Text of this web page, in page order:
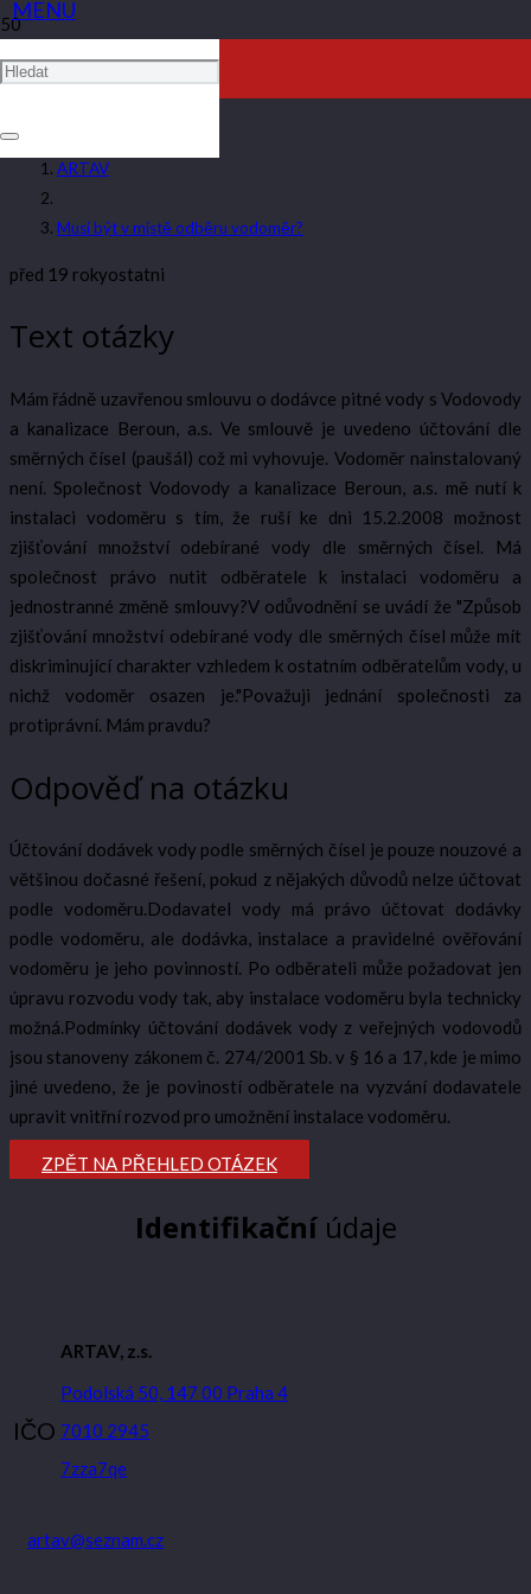
MUSÍ BÝT V MÍSTĚ ODBĚRU
ARTAV
Musí být v místě odběru vodoměr?
před 19 rokyostatni
Text otázky
Mám řádně uzavřenou smlouvu o dodávce pitné vody s Vodovody
a kanalizace Beroun, a.s. Ve smlouvě je uvedeno účtování dle
směrných čísel (paušál) což mi vyhovuje. Vodoměr nainstalovaný
není. Společnost Vodovody a kanalizace Beroun, a.s. mě nutí k
instalaci vodoměru s tím, že ruší ke dni 15.2.2008 možnost
zjišťování množství odebírané vody dle směrných čísel. Má
společnost právo nutit odběratele k instalaci vodoměru a
jednostranné změně smlouvy?V odůvodnění se uvádí že "Způsob
zjišťování množství odebírané vody dle směrných čísel může mít
diskriminující charakter vzhledem k ostatním odběratelům vody, u
nichž vodoměr osazen je."Považuji jednání společnosti za
protiprávní. Mám pravdu?
Odpověď na otázku
Účtování dodávek vody podle směrných čísel je pouze nouzové a
většinou dočasné řešení, pokud z nějakých důvodů nelze účtovat
podle vodoměru.Dodavatel vody má právo účtovat dodávky
podle vodoměru, ale dodávka, instalace a pravidelné ověřování
vodoměru je jeho povinností. Po odběrateli může požadovat jen
úpravu rozvodu vody tak, aby instalace vodoměru byla technicky
možná.Podmínky účtování dodávek vody z veřejných vodovodů
jsou stanoveny zákonem č. 274/2001 Sb. v § 16 a 17, kde je mimo
jiné uvedeno, že je poviností odběratele na vyzvání dodavatele
upravit vnitřní rozvod pro umožnění instalace vodoměru.
ZPĚT NA PŘEHLED OTÁZEK
Identifikačníúdaje
ARTAV, z.s.
Podolská 50, 147 00 Praha 4
IČO 7010 2945
7zza7qe
artav@seznam.cz